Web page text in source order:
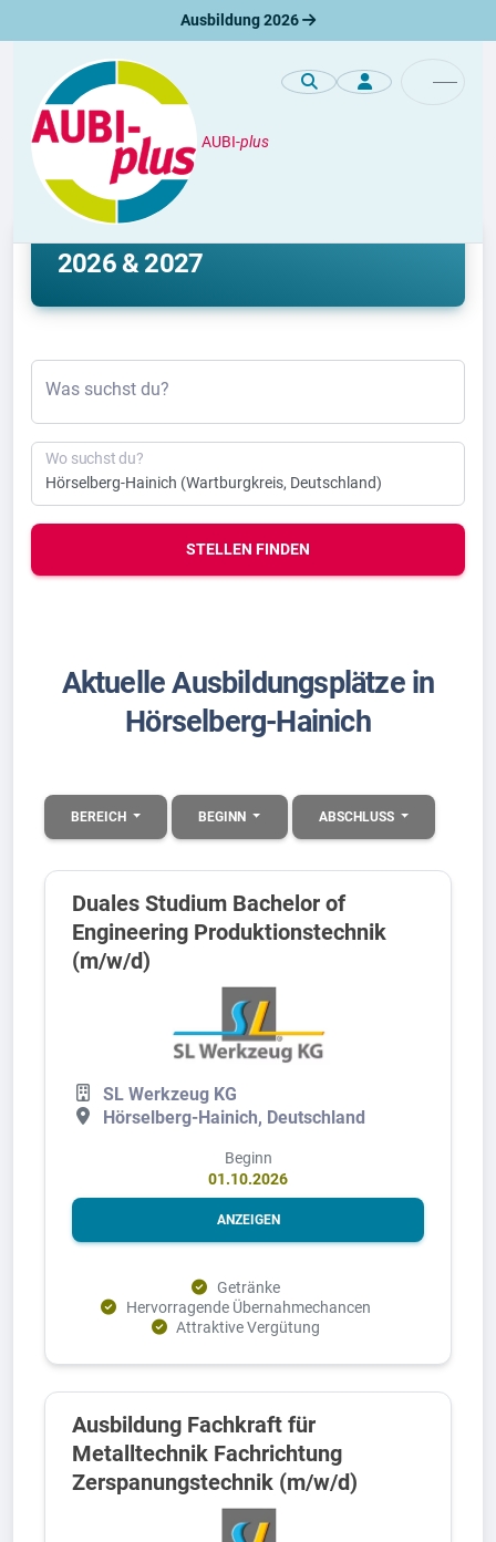
Ausbildung 2026
AUBI-plus
Ausbildung
Ausbildung Hörselberg-Hainich
2026 & 2027
Was suchst du?
Wo suchst du?
STELLEN FINDEN
Aktuelle Ausbildungsplätze in
Hörselberg-Hainich
BEREICH BEGINN ABSCHLUSS
Duales Studium Bachelor of
Engineering Produktionstechnik
(m/w/d)
SL Werkzeug KG
Hörselberg-Hainich, Deutschland
Beginn
01.10.2026
ANZEIGEN
Getränke
Hervorragende Übernahmechancen
Attraktive Vergütung
Ausbildung Fachkraft für
Metalltechnik Fachrichtung
Zerspanungstechnik (m/w/d)